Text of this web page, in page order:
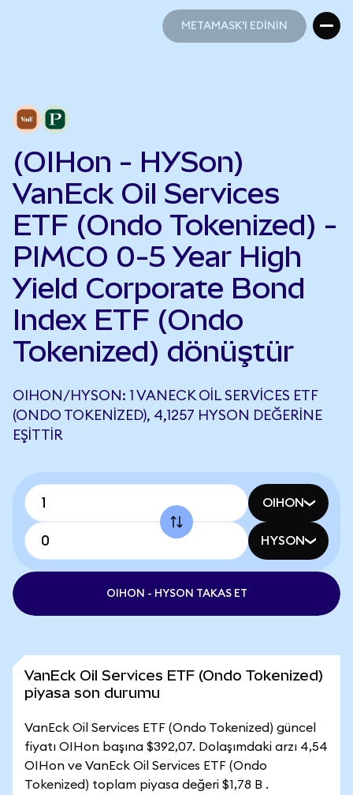
METAMASK'I EDİNİN
(OIHon - HYSon)
VanEck Oil Services
ETF (Ondo Tokenized) -
PIMCO 0-5 Year High
Yield Corporate Bond
Index ETF (Ondo
Tokenized) dönüştür
OIHON/HYSON: 1 VANECK OIL SERVICES ETF
(ONDO TOKENIZED), 4,1257 HYSON DEĞERINE
EŞITTIR
OIHON
HYSON
OIHON - HYSON TAKAS ET
VanEck Oil Services ETF (Ondo Tokenized)
piyasa son durumu
VanEck Oil Services ETF (Ondo Tokenized) güncel
fiyatı OIHon başına $392,07. Dolaşımdaki arzı 4,54
OIHon ve VanEck Oil Services ETF (Ondo
Tokenized) toplam piyasa değeri $1,78 B .